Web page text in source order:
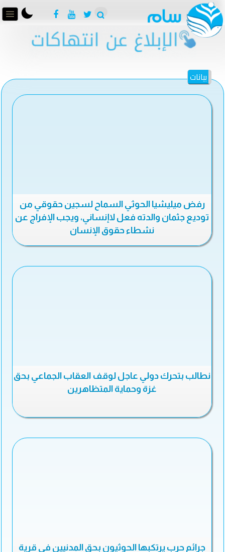
بيانات
رفض ميليشيا الحوثي السماح لسجين حقوقي من
توديع جثمان والدته فعل لاإنساني، ويجب الإفراج عن
نشطاء حقوق الإنسان
نطالب بتحرك دولي عاجل لوقف العقاب الجماعي بحق
غزة وحماية المتظاهرين
جرائم حرب يرتكبها الحوثيون بحق المدنيين في قرية